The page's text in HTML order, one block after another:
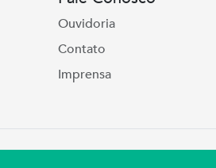
Ouvidoria
Contato
Imprensa
Real, 975 Petrópolis |